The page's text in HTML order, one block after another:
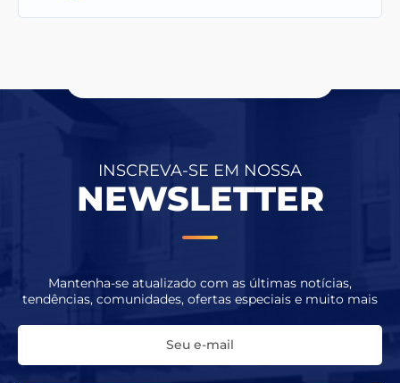
INSCREVA-SE EM NOSSA
NEWSLETTER
Mantenha-se atualizado com as últimas notícias,
tendências, comunidades, ofertas especiais e muito mais